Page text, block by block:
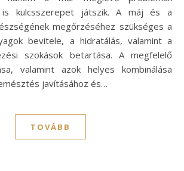
is kulcsszerepet játszik. A máj és a
megőrzéséhez szükséges a
bevitele, a hidratálás, valamint a
szokások betartása. A megfelelő
valamint azok helyes kombinálása
javításához és…
TOVÁBB